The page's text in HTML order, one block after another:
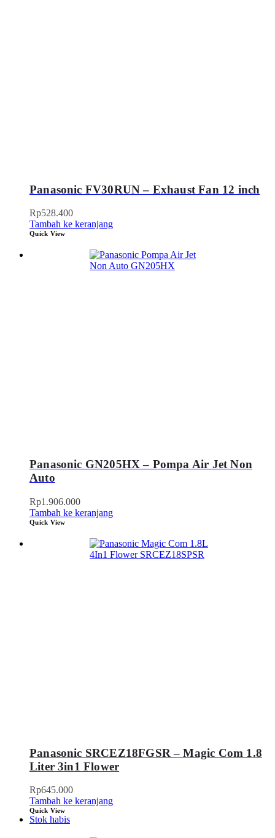
Panasonic FV30RUN – Exhaust Fan 12 inch
Rp528.400
Tambah ke keranjang
Quick View
Panasonic GN205HX – Pompa Air Jet Non
Auto
Rp1.906.000
Tambah ke keranjang
Quick View
Panasonic SRCEZ18FGSR – Magic Com 1.8
Liter 3in1 Flower
Rp645.000
Tambah ke keranjang
Quick View
Stok habis